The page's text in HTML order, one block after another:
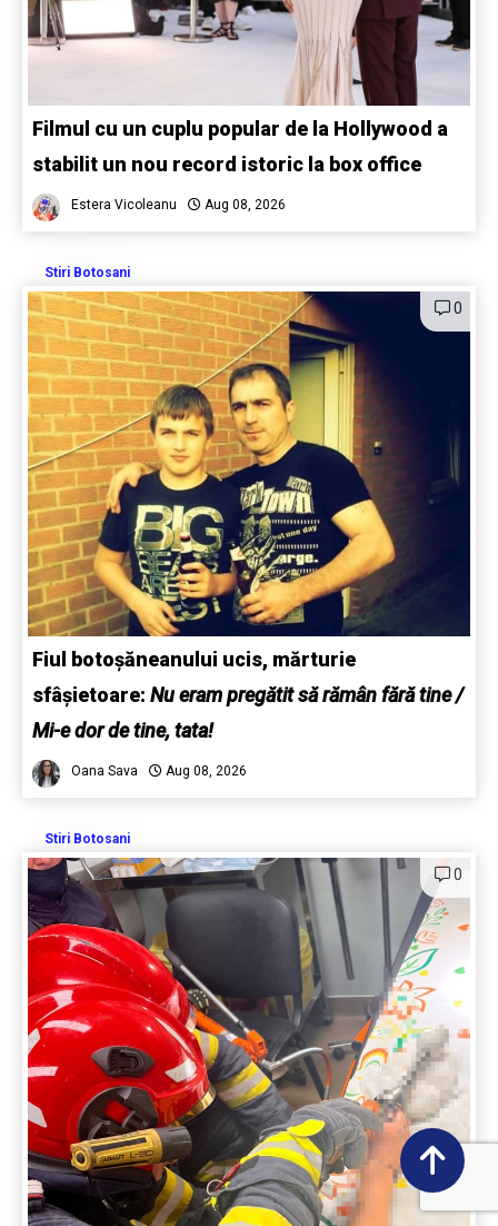
Filmul cu un cuplu popular de la Hollywood a
stabilit un nou record istoric la box office
Estera Vicoleanu Aug 08, 2026
Stiri Botosani
0
Fiul botoșăneanului ucis, mărturie
sfâșietoare: Nu eram pregătit să rămân fără tine /
Mi-e dor de tine, tata!
Oana Sava Aug 08, 2026
Stiri Botosani
0